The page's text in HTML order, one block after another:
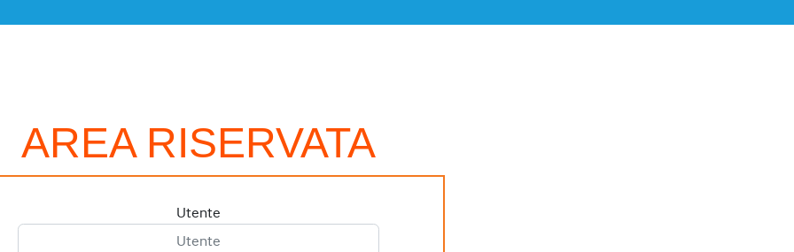
AREA RISERVATA
Utente